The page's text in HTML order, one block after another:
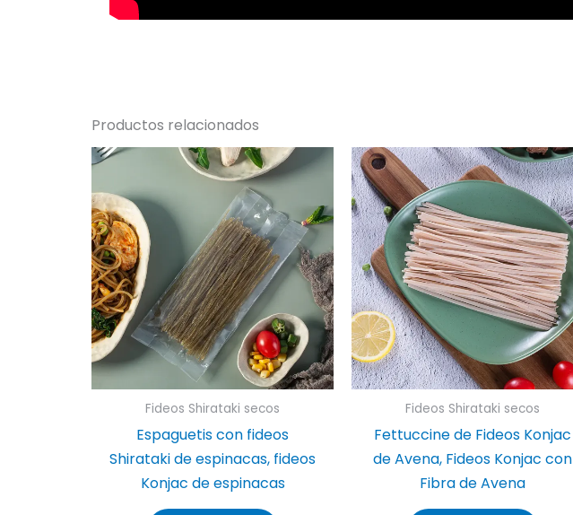
Productos relacionados
Fideos Shirataki secos
Espaguetis con fideos
Shirataki de espinacas, fideos
Konjac de espinacas
Fideos Shirataki secos
Fettuccine de Fideos Konjac
de Avena, Fideos Konjac con
Fibra de Avena